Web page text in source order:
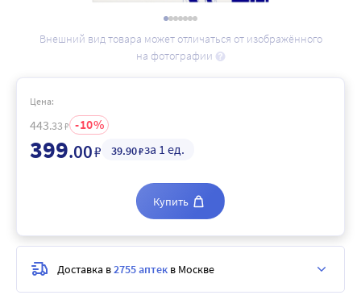
Внешний вид товара может отличаться от изображённого
на фотографии
Цена:
443.33 ₽ 10
399.00₽ 39.90₽за 1 ед.
Купить
Доставка в2755 аптек в Москве